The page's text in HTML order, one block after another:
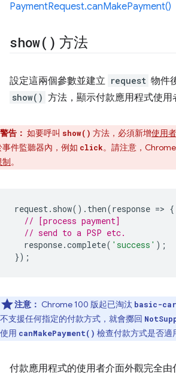
PaymentRequest.canMakePayment()
show( ) 方法
設定這兩個參數並建立 request 物件
show() 方法，顯示付款應用程式使用
警告： 如要呼叫 show() 方法，必須新增使用
事件監聽器內，例如 click。請注意，Chrome
制。
request. show(). then(response => {
// [process payment]
// send to a PSP etc.
response.complete( 'success' );
});
注意： Chrome 100 版起已淘汰 basic-
不支援任何指定的付款方式，就會擲回
使用 canMakePayment() 檢查付款方式是否適
付款應用程式的使用者介面外觀完全